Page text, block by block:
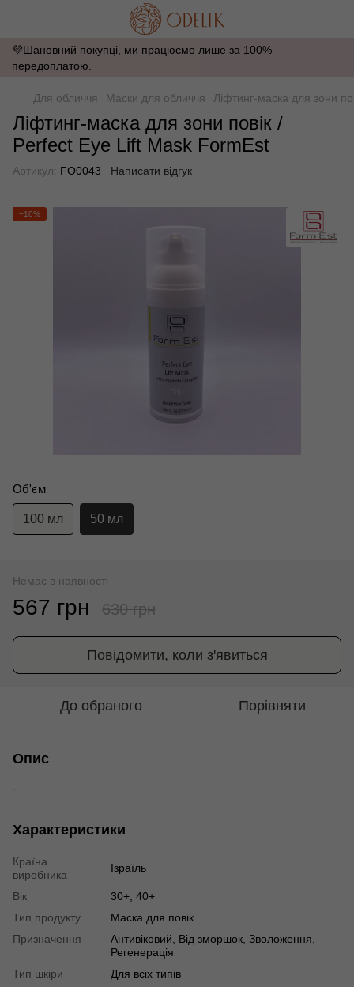
💜Шановний покупці, ми працюємо лише за 100%
передоплатою.
Для обличчя Маски для обличчя Ліфтинг-маска для зони
Ліфтинг-маска для зони повік /
Perfect Eye Lift Mask FormEst
Артикул: FO0043 Написати відгук
−10%
Об'єм
100 мл 50 мл
Немає в наявності
567 грн 630 грн
Повідомити, коли з'явиться
До обраного Порівняти
Опис
-
Характеристики
Країна
виробника
Ізраїль
Вік
30+, 40+
Тип продукту
Маска для повік
Призначення
Антивіковий, Від зморшок, Зволоження,
Регенерація
Тип шкіри
Для всіх типів